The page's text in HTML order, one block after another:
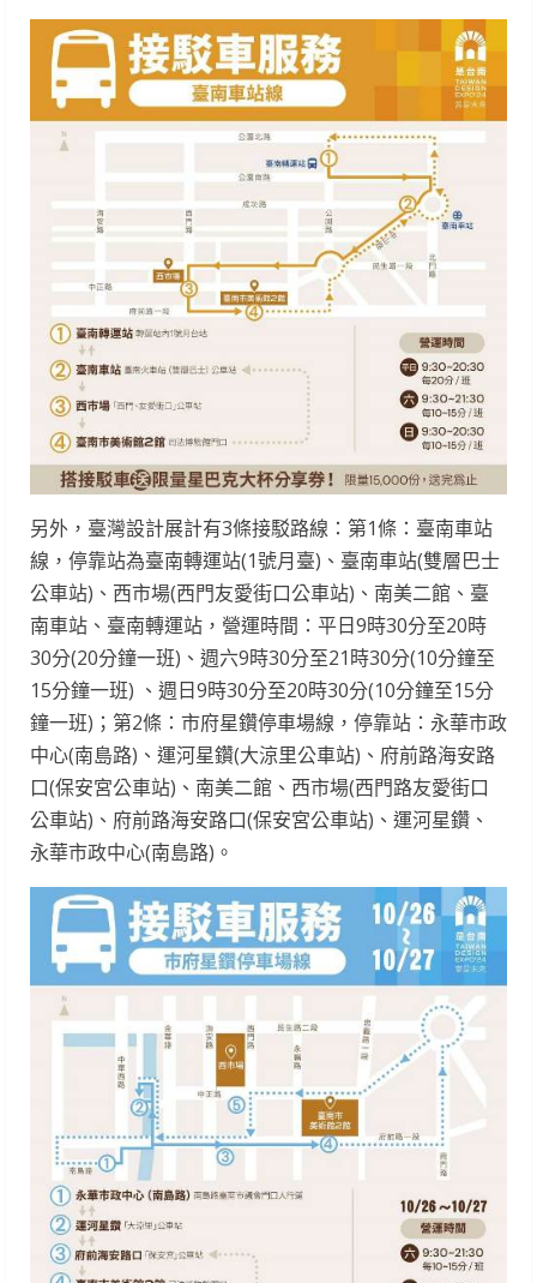
另外，臺灣設計展計有3條接駁路線：第1條：臺南車站
線，停靠站為臺南轉運站(1號月臺)、臺南車站(雙層巴士
公車站)、西市場(西門友愛街口公車站)、南美二館、臺
南車站、臺南轉運站，營運時間：平日9時30分至20時
30分(20分鐘一班)、週六9時30分至21時30分(10分鐘至
15分鐘一班) 、週日9時30分至20時30分(10分鐘至15分
鐘一班)；第2條：市府星鑽停車場線，停靠站：永華市政
中心(南島路)、運河星鑽(大涼里公車站)、府前路海安路
口(保安宮公車站)、南美二館、西市場(西門路友愛街口
公車站)、府前路海安路口(保安宮公車站)、運河星鑽、
永華市政中心(南島路)。